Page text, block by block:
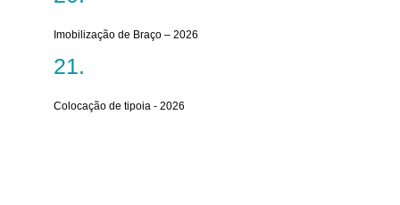
Imobilização de Braço – 2026
Colocação de tipoia - 2026